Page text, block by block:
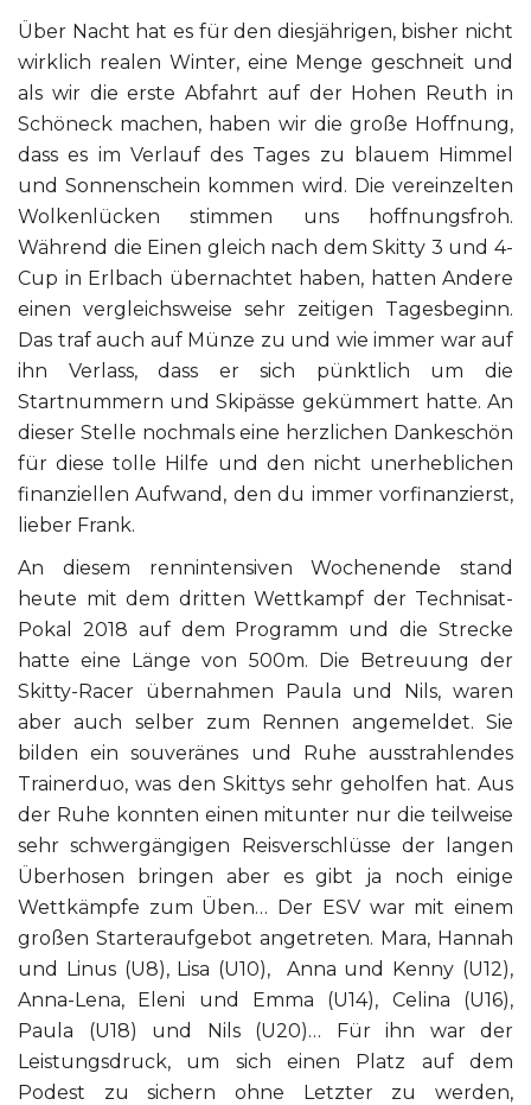
Über Nacht hat es für den diesjährigen, bisher nicht
wirklich realen Winter, eine Menge geschneit und
als wir die erste Abfahrt auf der Hohen Reuth in
Schöneck machen, haben wir die große Hoffnung,
dass es im Verlauf des Tages zu blauem Himmel
und Sonnenschein kommen wird. Die vereinzelten
Wolkenlücken stimmen uns hoffnungsfroh.
Während die Einen gleich nach dem Skitty 3 und 4-
Cup in Erlbach übernachtet haben, hatten Andere
einen vergleichsweise sehr zeitigen Tagesbeginn.
Das traf auch auf Münze zu und wie immer war auf
ihn Verlass, dass er sich pünktlich um die
Startnummern und Skipässe gekümmert hatte. An
dieser Stelle nochmals eine herzlichen Dankeschön
für diese tolle Hilfe und den nicht unerheblichen
finanziellen Aufwand, den du immer vorfinanzierst,
lieber Frank.
An diesem rennintensiven Wochenende stand
heute mit dem dritten Wettkampf der Technisat-
Pokal 2018 auf dem Programm und die Strecke
hatte eine Länge von 500m. Die Betreuung der
Skitty-Racer übernahmen Paula und Nils, waren
aber auch selber zum Rennen angemeldet. Sie
bilden ein souveränes und Ruhe ausstrahlendes
Trainerduo, was den Skittys sehr geholfen hat. Aus
der Ruhe konnten einen mitunter nur die teilweise
sehr schwergängigen Reisverschlüsse der langen
Überhosen bringen aber es gibt ja noch einige
Wettkämpfe zum Üben… Der ESV war mit einem
großen Starteraufgebot angetreten. Mara, Hannah
und Linus (U8), Lisa (U10), Anna und Kenny (U12),
Anna-Lena, Eleni und Emma (U14), Celina (U16),
Paula (U18) und Nils (U20)… Für ihn war der
Leistungsdruck, um sich einen Platz auf dem
Podest zu sichern ohne Letzter zu werden,